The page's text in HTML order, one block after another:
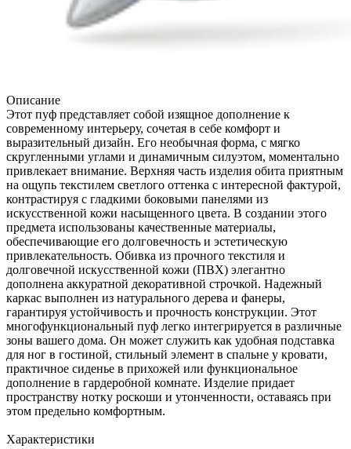
Описание
Этот пуф представляет собой изящное дополнение к
современному интерьеру, сочетая в себе комфорт и
выразительный дизайн. Его необычная форма, с мягко
скругленными углами и динамичным силуэтом, моментально
привлекает внимание. Верхняя часть изделия обита приятным
на ощупь текстилем светлого оттенка с интересной фактурой,
контрастируя с гладкими боковыми панелями из
искусственной кожи насыщенного цвета. В создании этого
предмета использованы качественные материалы,
обеспечивающие его долговечность и эстетическую
привлекательность. Обивка из прочного текстиля и
долговечной искусственной кожи (ПВХ) элегантно
дополнена аккуратной декоративной строчкой. Надежный
каркас выполнен из натурального дерева и фанеры,
гарантируя устойчивость и прочность конструкции. Этот
многофункциональный пуф легко интегрируется в различные
зоны вашего дома. Он может служить как удобная подставка
для ног в гостиной, стильный элемент в спальне у кровати,
практичное сиденье в прихожей или функциональное
дополнение в гардеробной комнате. Изделие придает
пространству нотку роскоши и утонченности, оставаясь при
этом предельно комфортным.
Характеристики